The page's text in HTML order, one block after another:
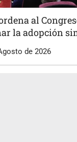
al
la adopción
de 2026